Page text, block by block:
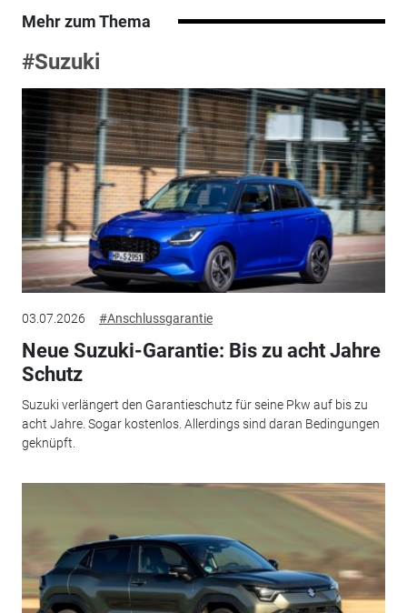
Mehr zum Thema
#Suzuki
03.07.2026 #Anschlussgarantie
Neue Suzuki-Garantie: Bis zu acht Jahre
Schutz
Suzuki verlängert den Garantieschutz für seine Pkw auf bis zu
acht Jahre. Sogar kostenlos. Allerdings sind daran Bedingungen
geknüpft.